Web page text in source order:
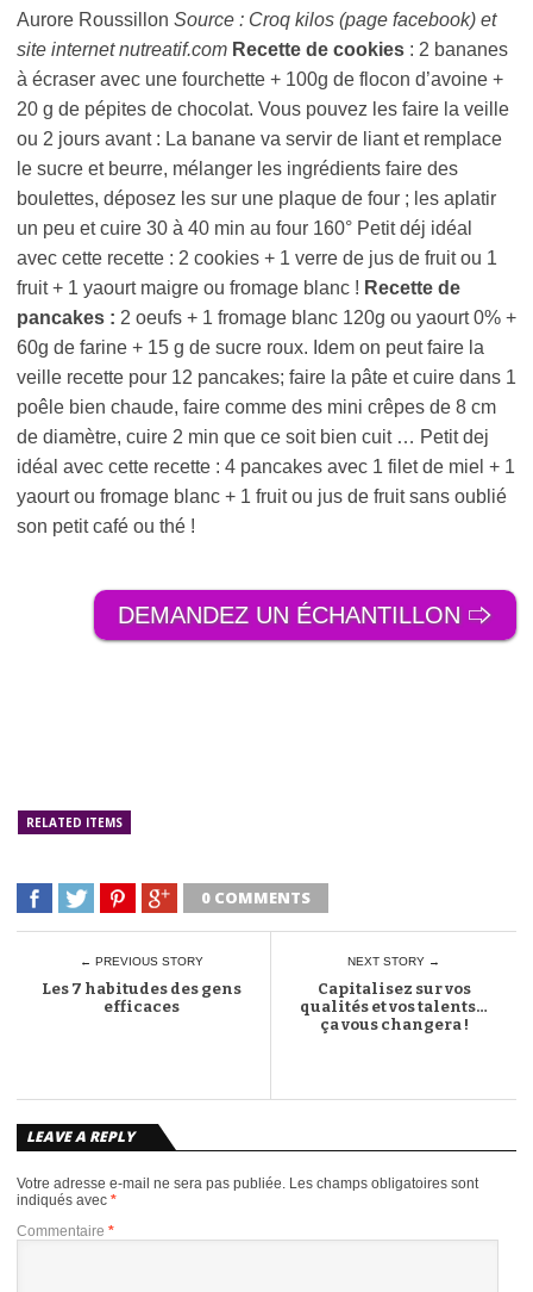
Aurore Roussillon Source : Croq kilos (page facebook) et
site internet nutreatif.com Recette de cookies : 2 bananes
à écraser avec une fourchette + 100g de flocon d’avoine +
20 g de pépites de chocolat. Vous pouvez les faire la veille
ou 2 jours avant : La banane va servir de liant et remplace
le sucre et beurre, mélanger les ingrédients faire des
boulettes, déposez les sur une plaque de four ; les aplatir
un peu et cuire 30 à 40 min au four 160° Petit déj idéal
avec cette recette : 2 cookies + 1 verre de jus de fruit ou 1
fruit + 1 yaourt maigre ou fromage blanc ! Recette de
pancakes : 2 oeufs + 1 fromage blanc 120g ou yaourt 0% +
60g de farine + 15 g de sucre roux. Idem on peut faire la
veille recette pour 12 pancakes; faire la pâte et cuire dans 1
poêle bien chaude, faire comme des mini crêpes de 8 cm
de diamètre, cuire 2 min que ce soit bien cuit … Petit dej
idéal avec cette recette : 4 pancakes avec 1 filet de miel + 1
yaourt ou fromage blanc + 1 fruit ou jus de fruit sans oublié
son petit café ou thé !
DEMANDEZ UN ÉCHANTILLON 🢥
RELATED ITEMS
0 COMMENTS
← PREVIOUS STORY
Les 7 habitudes des gens
efficaces
NEXT STORY →
Capitalisez sur vos
qualités et vos talents…
ça vous changera !
LEAVE A REPLY
Votre adresse e-mail ne sera pas publiée. Les champs obligatoires sont
indiqués avec *
Commentaire *